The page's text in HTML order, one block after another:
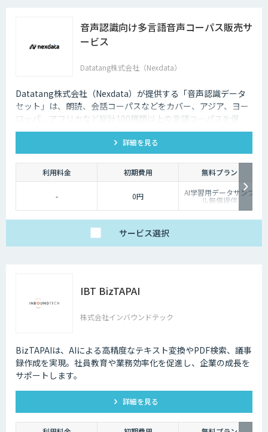
音声認識向け多言語音声コーパス販売サ
ービス
Datatang株式会社（Nexdata）
Datatang株式会社（Nexdata）が提供する「音声認識データ
セット」は、朗読、会話コーパスなどをカバー、アジア、ヨー
ロッパ、アフリカなど総計100種類以上の言語コーパスを保
有、様々な音声認識・合成タスクに対応可能です。
詳細を見る
利用料金 初期費用 無料プラン
- 0円 AI学習用データサンプ
ル無償提供
サービス選択
IBT BizTAPAI
株式会社インバウンドテック
BizTAPAIは、AIによる高精度なテキスト変換やPDF検索、議事
録作成を実現。社員教育や業務効率化を促進し、企業の成長を
サポートします。
詳細を見る